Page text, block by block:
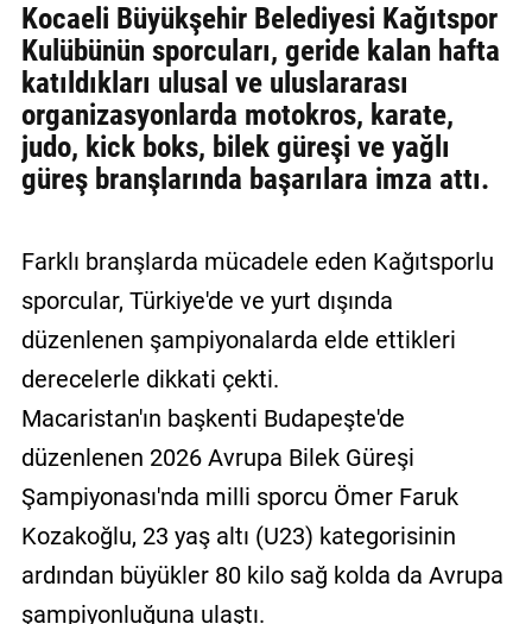
BİZE
ULAŞIN
Künye
İletişim
Kocaeli Büyükşehir Belediyesi Kağıtspor
Kulübünün sporcuları, geride kalan hafta
katıldıkları ulusal ve uluslararası
organizasyonlarda motokros, karate,
judo, kick boks, bilek güreşi ve yağlı
güreş branşlarında başarılara imza attı.
Farklı branşlarda mücadele eden Kağıtsporlu
sporcular, Türkiye'de ve yurt dışında
düzenlenen şampiyonalarda elde ettikleri
derecelerle dikkati çekti.
Macaristan'ın başkenti Budapeşte'de
düzenlenen 2026 Avrupa Bilek Güreşi
Şampiyonası'nda milli sporcu Ömer Faruk
Kozakoğlu, 23 yaş altı (U23) kategorisinin
ardından büyükler 80 kilo sağ kolda da Avrupa
şampiyonluğuna ulaştı.